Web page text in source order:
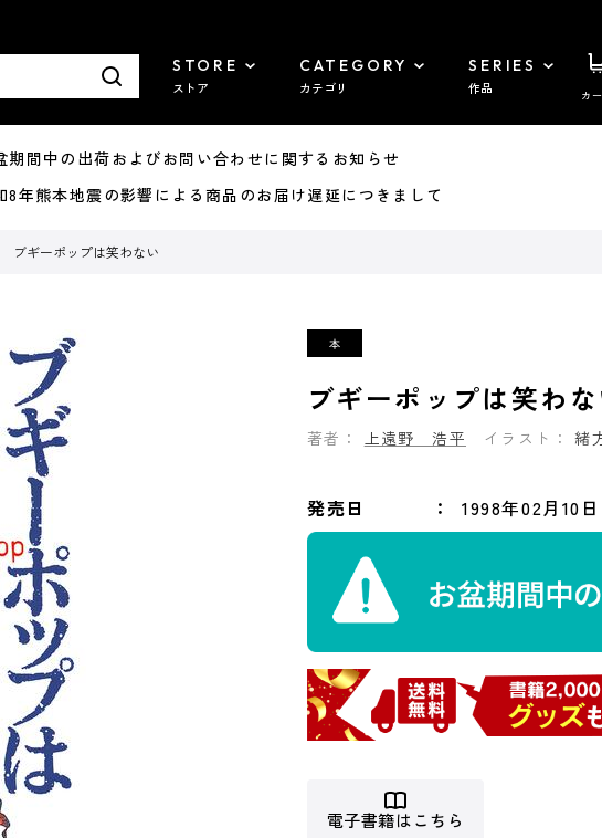
STORE
ストア
CATEGORY
カテゴリ
SERIES
作品 カ
間中の出荷およびお問い合わせに関するお知らせ
熊本地震の影響による商品のお届け遅延につきまして
ブギーポップは笑わない
ブギーポップは笑わな
著者： 上遠野 浩平 イラスト： 緒
発売日 1998年02月10日
電子書籍はこちら